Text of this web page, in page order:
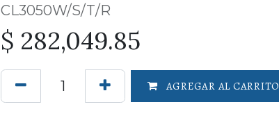
CL3050W/S/T/R
$ 282,049.85
AGREGAR AL CARRITO